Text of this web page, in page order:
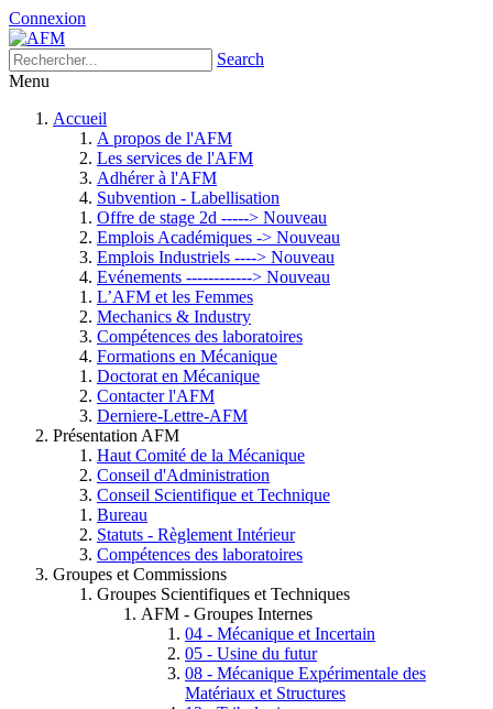
Connexion
Search
Menu
Accueil
A propos de l'AFM
Les services de l'AFM
Adhérer à l'AFM
Subvention - Labellisation
Offre de stage 2d -----> Nouveau
Emplois Académiques -> Nouveau
Emplois Industriels ----> Nouveau
Evénements ------------> Nouveau
L’AFM et les Femmes
Mechanics & Industry
Compétences des laboratoires
Formations en Mécanique
Doctorat en Mécanique
Contacter l'AFM
Derniere-Lettre-AFM
Présentation AFM
Haut Comité de la Mécanique
Conseil d'Administration
Conseil Scientifique et Technique
Bureau
Statuts - Règlement Intérieur
Compétences des laboratoires
Groupes et Commissions
Groupes Scientifiques et Techniques
AFM - Groupes Internes
04 - Mécanique et Incertain
05 - Usine du futur
08 - Mécanique Expérimentale des
Matériaux et Structures